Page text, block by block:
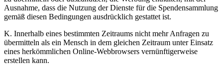
Ausnahme, dass die Nutzung der Dienste für die Spendensammlung
gemäß diesen Bedingungen ausdrücklich gestattet ist.
K. Innerhalb eines bestimmten Zeitraums nicht mehr Anfragen zu
übermitteln als ein Mensch in dem gleichen Zeitraum unter Einsatz
eines herkömmlichen Online-Webbrowsers vernünftigerweise
erstellen kann.